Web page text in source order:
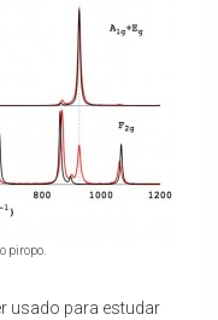
piropo.
usado para estudar